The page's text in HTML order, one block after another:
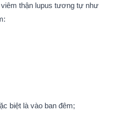
thận lupus tương tự như
biệt là vào ban đêm;